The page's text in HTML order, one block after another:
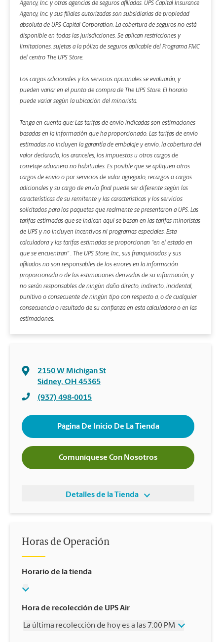
Agency, Inc. y otras agencias de seguros afiliadas. UPS Capital Insurance
Agency, Inc. y sus filiales autorizadas son subsidiarias de propiedad
absoluta de UPS Capital Corporation. La cobertura de seguros no está
disponible en todas las jurisdicciones. Se aplican restricciones y
limitaciones, sujetas a la póliza de seguros aplicable del Programa FMC
del centro The UPS Store.
Los cargos adicionales y los servicios opcionales se evaluarán, y
pueden variar en el punto de compra de The UPS Store. El horario
puede variar según la ubicación del minorista.
Tenga en cuenta que: Las tarifas de envío indicadas son estimaciones
basadas en la información que ha proporcionado. Las tarifas de envío
estimadas no incluyen la garantía de embalaje y envío, la cobertura del
valor declarado, los aranceles, los impuestos u otros cargos de
corretaje aduanero no habituales. Es posible que se apliquen otros
cargos de envío o por servicios de valor agregado, recargos o cargos
adicionales y su cargo de envío final puede ser diferente según las
características de su remitente y las características y los servicios
solicitados para los paquetes que realmente se presentaron a UPS. Las
tarifas estimadas que se indican aquí se basan en las tarifas minoristas
de UPS y no incluyen incentivos ni programas especiales. Esta
calculadora y las tarifas estimadas se proporcionan "en el estado en
que se encuentran" . The UPS Store, Inc., sus franquiciados y sus
afiliados no son responsables de los errores en la información
proporcionada o de las estimaciones derivadas de su información, y
no serán responsables de ningún daño directo, indirecto, incidental,
punitivo o consecuente de ningún tipo con respecto a, o de cualquier
consecuencia o resultado de su confianza en esta calculadora o en las
estimaciones.
2150 W Michigan St
Sidney, OH 45365
(937) 498-0015
Página De Inicio De La Tienda
Comuníquese Con Nosotros
Detalles de la Tienda
Horas de Operación
Horario de la tienda
Hora de recolección de UPS Air
La última recolección de hoy es a las 7:00 PM